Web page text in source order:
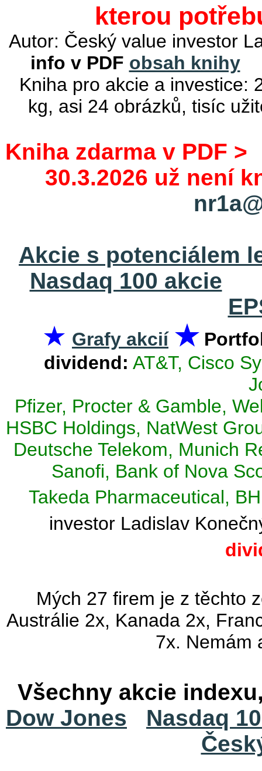
kterou
Autor: Český value investor
info v PDF obsah knihy
Kniha pro akcie a investice:
kg, asi 24 obrázků, tisíc
Kniha zdarma v PDF
30.3.2026 už není
Akcie s potenciálem
Nasdaq 100 akcie
★ Grafy akcií ★
dividend: AT&T, Cisco
Pfizer, Procter & Gamble,
HSBC Holdings, NatWest
Deutsche Telekom, Munich
Sanofi, Bank of Nova
Takeda Pharmaceutical,
investor Ladislav
Mých 27 firem je z těchto
Austrálie 2x, Kanada 2x,
7x. Nemám
Všechny akcie
Dow Jones
Nasdaq